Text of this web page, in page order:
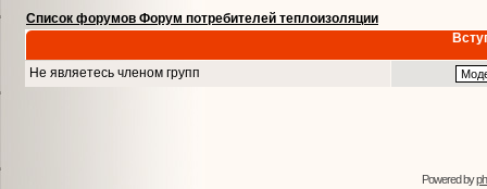
Список форумов Форум потребителей теплоизоляции
Не являетесь членом групп
Powered by